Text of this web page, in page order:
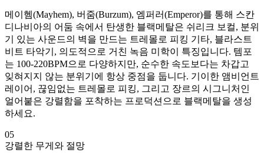
메이헴(Mayhem), 버줌(Burzum), 엠퍼러(Emperor)를 통해 스칸
디나비아의 어둠 속에서 탄생한 블랙메탈은 쉬리크 보컬, 분위
기 있는 사운드의 벽을 만드는 트레몰로 피킹 기타, 블라스트
비트 타악기, 의도적으로 거친 녹음 미학이 특징입니다. 템포
는 100-220BPM으로 다양하지만, 순수한 속도보다는 차갑고
잊혀지지 않는 분위기에 항상 중점을 둡니다. 기이한 앰비언트
레이어, 끊임없는 트레몰로 피킹, 그리고 장르의 시그니처인
얼어붙은 강렬함을 포착하는 프로덕션으로 블랙메탈을 생성
하세요.
05
강렬한 무게와 절망